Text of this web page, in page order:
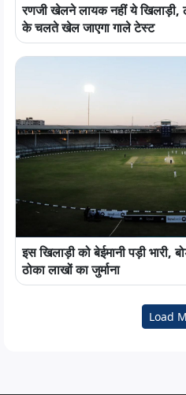
रणजी खेलने लायक नहीं ये खिलाड़ी,
के चलते खेल जाएगा गाले टेस्ट
इस खिलाड़ी को बेईमानी पड़ी भारी,
ठोका लाखों का जुर्माना
Load